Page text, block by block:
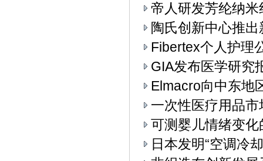
帝人研发芳纶纳
陶氏创新中心推出
Fibertex个人护理
GIA发布医学研究
Elmacro向中东地
一次性医疗用品
可测婴儿情绪变
日本发明“空调冷